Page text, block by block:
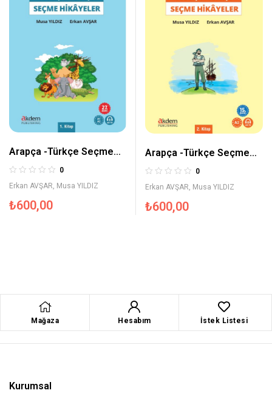
Arapça -Türkçe Seçme
Hikayeler 1 0
Erkan AVŞAR Musa YILDIZ
₺600,00
Arapça -Türkçe Seçme
Hikayeler 2 0
Erkan AVŞAR Musa YILDIZ
₺600,00
Mağaza Hesabım İstek Listesi
Kurumsal